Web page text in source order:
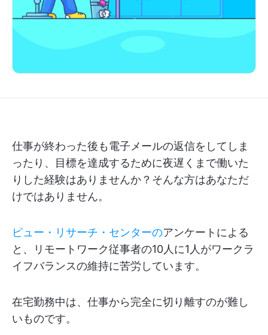
仕事が終わった後も電子メールの返信をしてしま
ったり、目標を達成するために夜遅くまで働いた
りした経験はありませんか？そんな方はあなただ
けではありません。
ピュー・リサーチ・センターのアンケートによる
と、リモートワーク従事者の10人に1人がワークラ
イフバランスの維持に苦労しています。
在宅勤務中は、仕事から完全に切り離すのが難し
いものです。